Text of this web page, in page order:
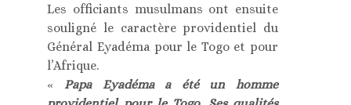
Les officiants musulmans ont ensuite
souligné le caractère providentiel du
Général Eyadéma pour le Togo et pour
l’Afrique.
«Papa Eyadéma a été un homme